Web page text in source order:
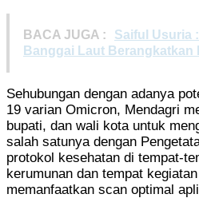
BACA JUGA :
Saiful Usuria
Banggai Laut Berangkatkan
Sehubungan dengan adanya
19 varian Omicron, Mendagri
bupati, dan wali kota untuk
salah satunya dengan
protokol kesehatan di tempat-
kerumunan dan tempat
memanfaatkan scan optimal